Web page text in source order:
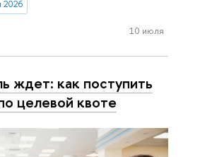
2026
10 июля
ждет: как поступить
целевой квоте